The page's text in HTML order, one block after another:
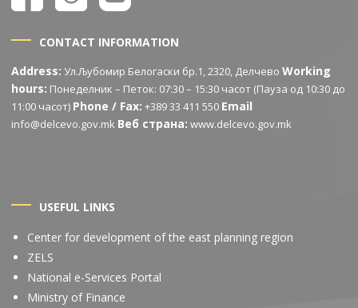
CONTACT INFORMATION
Address: Ул.Љубомир Белогаски бр.1, 2320, ДелчевоWorking
hours: Понеделник – Петок: 07:30 – 15:30 часот (Пауза од 10:30 до
11:00 часот) Phone / Fax: +389 33 411 550 Email
info@delcevo.gov.mk Веб страна: www.delcevo.gov.mk
USEFUL LINKS
Center for development of the east planning region
ZELS
National e-Services Portal
Ministry of Finance